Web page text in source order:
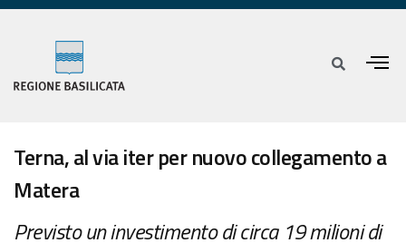
Terna, al via iter per nuovo collegamento a
Matera
Previsto un investimento di circa 19 milioni di